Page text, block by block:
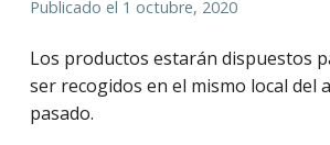
Publicado el 1 octubre, 2020
Los productos estarán dispuestos
ser recogidos en el mismo local del
pasado.